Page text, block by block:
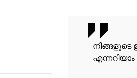
നിങ്ങളുടെ
എന്നറിയാം